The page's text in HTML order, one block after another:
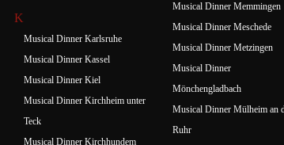
K
Musical Dinner Karlsruhe
Musical Dinner Kassel
Musical Dinner Kiel
Musical Dinner Kirchheim unter
Teck
Musical Dinner Kirchhundem
Musical Dinner Memmingen
Musical Dinner Meschede
Musical Dinner Metzingen
Musical Dinner
Mönchengladbach
Musical Dinner Mülheim an
Ruhr